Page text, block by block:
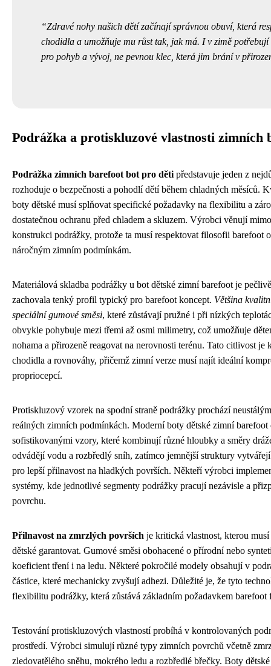
Zdravé nohy našich dětí začínají správnou obuví, která
chodidla a umožňuje mu růst tak, jak má. I v zimě potřebují
pro pohyb a vývoj, ne pevnou klec, která jim brání v
Podrážka a protiskluzové vlastnosti zimních
Podrážka zimních barefoot bot pro děti představuje jeden z
rozhoduje o bezpečnosti a pohodlí dětí během chladných měsíců.
boty dětské musí splňovat specifické požadavky na flexibilitu a
dostatečnou ochranu před chladem a skluzem. Výrobci věnují
konstrukci podrážky, protože ta musí respektovat filosofii barefoot
náročným zimním podmínkám.
Materiálová skladba podrážky u bot dětské zimní barefoot je
zachovala tenký profil typický pro barefoot koncept. Většina
speciální gumové směsi, které zůstávají pružné i při nízkých
obvykle pohybuje mezi třemi až osmi milimetry, což umožňuje
nohama a přirozeně reagovat na nerovnosti terénu. Tato citlivost
chodidla a rovnováhy, přičemž zimní verze musí najít ideální
propriocepcí.
Protiskluzový vzorek na spodní straně podrážky prochází
reálných zimních podmínkách. Moderní boty dětské zimní barefoot
sofistikovanými vzory, které kombinují různé hloubky a směry
odvádějí vodu a rozbředlý sníh, zatímco jemnější struktury
pro lepší přilnavost na hladkých površích. Někteří výrobci
systémy, kde jednotlivé segmenty podrážky pracují nezávisle a
povrchu.
Přilnavost na zmrzlých površích je kritická vlastnost, kterou
dětské garantovat. Gumové směsi obohacené o přírodní nebo
koeficient tření i na ledu. Některé pokročilé modely obsahují v
částice, které mechanicky zvyšují adhezi. Důležité je, že tyto
flexibilitu podrážky, která zůstává základním požadavkem barefoot
Testování protiskluzových vlastností probíhá v kontrolovaných
prostředí. Výrobci simulují různé typy zimních povrchů včetně
zledovatělého sněhu, mokrého ledu a rozbředlé břečky. Boty